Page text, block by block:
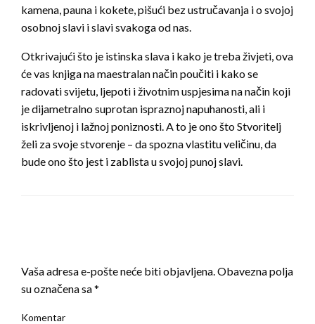
kamena, pauna i kokete, pišući bez ustručavanja i o svojoj
osobnoj slavi i slavi svakoga od nas.
Otkrivajući što je istinska slava i kako je treba živjeti, ova
će vas knjiga na maestralan način poučiti i kako se
radovati svijetu, ljepoti i životnim uspjesima na način koji
je dijametralno suprotan ispraznoj napuhanosti, ali i
iskrivljenoj i lažnoj poniznosti. A to je ono što Stvoritelj
želi za svoje stvorenje – da spozna vlastitu veličinu, da
bude ono što jest i zablista u svojoj punoj slavi.
Vaša adresa e-pošte neće biti objavljena.Obavezna polja
su označena sa*
Komentar